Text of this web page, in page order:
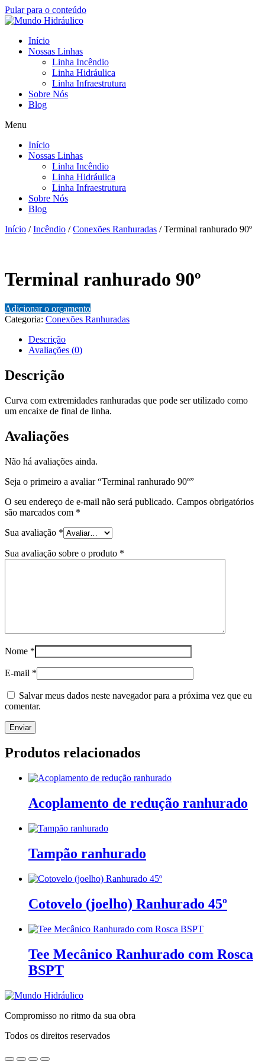
Pular para o conteúdo
Início
Nossas Linhas
Linha Incêndio
Linha Hidráulica
Linha Infraestrutura
Sobre Nós
Blog
Menu
Início
Nossas Linhas
Linha Incêndio
Linha Hidráulica
Linha Infraestrutura
Sobre Nós
Blog
Início /Incêndio /Conexões Ranhuradas / Terminal ranhurado 90º
Terminal ranhurado 90º
Adicionar o orçamento
Categoria: Conexões Ranhuradas
Descrição
Avaliações (0)
Descrição
Curva com extremidades ranhuradas que pode ser utilizado como
um encaixe de final de linha.
Avaliações
Não há avaliações ainda.
Seja o primeiro a avaliar “Terminal ranhurado 90º”
O seu endereço de e-mail não será publicado. Campos obrigatórios
são marcados com *
Sua avaliação *
Sua avaliação sobre o produto *
Nome *
E-mail *
Salvar meus dados neste navegador para a próxima vez que eu
comentar.
Produtos relacionados
Acoplamento de redução ranhurado
Tampão ranhurado
Cotovelo (joelho) Ranhurado 45º
Tee Mecânico Ranhurado com Rosca
BSPT
Compromisso no ritmo da sua obra
Todos os direitos reservados